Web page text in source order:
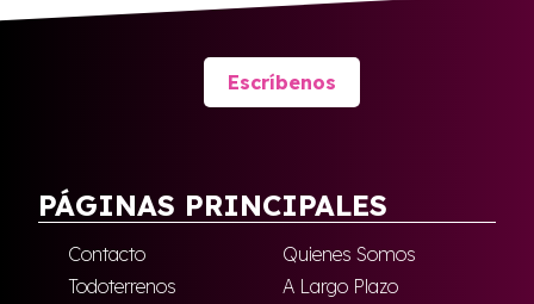
Escríbenos
PÁGINAS PRINCIPALES
Contacto
Quienes Somos
Todoterrenos
A Largo Plazo